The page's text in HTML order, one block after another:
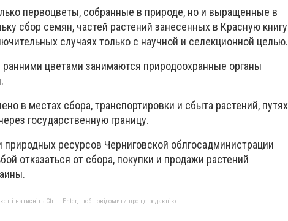
первоцветы, собранные в природе, но и выращенные в
сбор семян, частей растений занесенных в Красную книгу
случаях только с научной и селекционной целью.
ранними цветами занимаются природоохранные органы
в местах сбора, транспортировки и сбыта растений, путях
государственную границу.
природных ресурсов Черниговской облгосадминистрации
отказаться от сбора, покупки и продажи растений
і натисніть Ctrl + Enter, щоб повідомити про це редакцію